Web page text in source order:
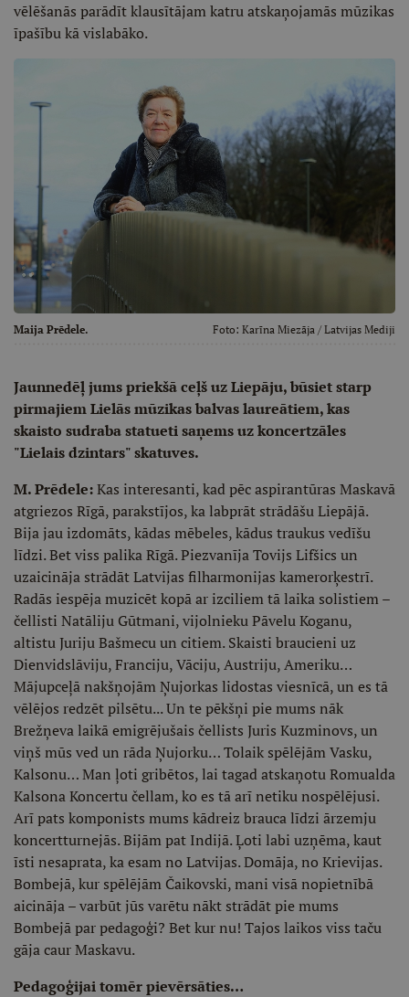
vēlēšanās parādīt klausītājam katru atskaņojamās mūzikas
īpašību kā vislabāko.
Maija Prēdele. Foto: Karīna Miezāja / Latvijas Mediji
Jaunnedēļ jums priekšā ceļš uz Liepāju, būsiet starp
pirmajiem Lielās mūzikas balvas laureātiem, kas
skaisto sudraba statueti saņems uz koncertzāles
"Lielais dzintars" skatuves.
M. Prēdele:Kas interesanti, kad pēc aspirantūras Maskavā
atgriezos Rīgā, parakstījos, ka labprāt strādāšu Liepājā.
Bija jau izdomāts, kādas mēbeles, kādus traukus vedīšu
līdzi. Bet viss palika Rīgā. Piezvanīja Tovijs Lifšics un
uzaicināja strādāt Latvijas filharmonijas kamerorķestrī.
Radās iespēja muzicēt kopā ar izciliem tā laika solistiem –
čellisti Natāliju Gūtmani, vijolnieku Pāvelu Koganu,
altistu Juriju Bašmecu un citiem. Skaisti braucieni uz
Dienvidslāviju, Franciju, Vāciju, Austriju, Ameriku…
Mājupceļā nakšņojām Ņujorkas lidostas viesnīcā, un es tā
vēlējos redzēt pilsētu... Un te pēkšņi pie mums nāk
Brežņeva laikā emigrējušais čellists Juris Kuzminovs, un
viņš mūs ved un rāda Ņujorku… Tolaik spēlējām Vasku,
Kalsonu… Man ļoti gribētos, lai tagad atskaņotu Romualda
Kalsona Koncertu čellam, ko es tā arī netiku nospēlējusi.
Arī pats komponists mums kādreiz brauca līdzi ārzemju
koncertturnejās. Bijām pat Indijā. Ļoti labi uzņēma, kaut
īsti nesaprata, ka esam no Latvijas. Domāja, no Krievijas.
Bombejā, kur spēlējām Čaikovski, mani visā nopietnībā
aicināja – varbūt jūs varētu nākt strādāt pie mums
Bombejā par pedagoģi? Bet kur nu! Tajos laikos viss taču
gāja caur Maskavu.
Pedagoģijai tomēr pievērsāties…